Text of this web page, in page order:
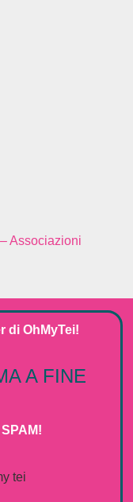
Associazioni
di OhMyTei!
A FINE